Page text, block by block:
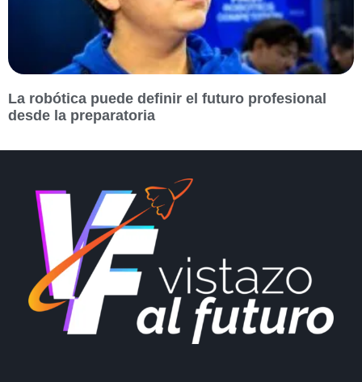
La robótica puede definir el futuro profesional
desde la preparatoria